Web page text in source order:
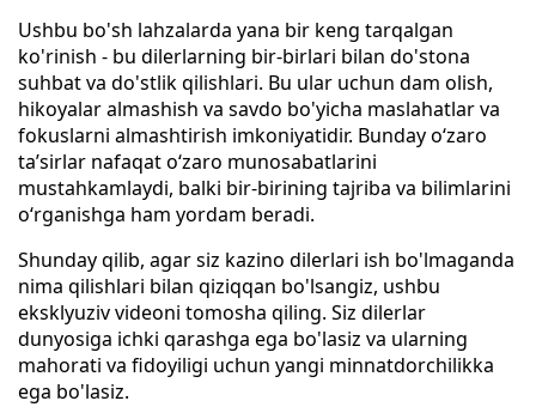
Ushbu bo'sh lahzalarda yana bir keng tarqalgan
ko'rinish - bu dilerlarning bir-birlari bilan do'stona
suhbat va do'stlik qilishlari. Bu ular uchun dam olish,
hikoyalar almashish va savdo bo'yicha maslahatlar va
fokuslarni almashtirish imkoniyatidir. Bunday o‘zaro
ta’sirlar nafaqat o‘zaro munosabatlarini
mustahkamlaydi, balki bir-birining tajriba va bilimlarini
o‘rganishga ham yordam beradi.
Shunday qilib, agar siz kazino dilerlari ish bo'lmaganda
nima qilishlari bilan qiziqqan bo'lsangiz, ushbu
eksklyuziv videoni tomosha qiling. Siz dilerlar
dunyosiga ichki qarashga ega bo'lasiz va ularning
mahorati va fidoyiligi uchun yangi minnatdorchilikka
ega bo'lasiz.